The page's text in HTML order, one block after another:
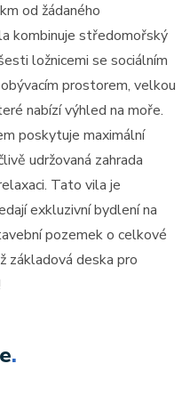
od žádaného
kombinuje středomořský
ložnicemi se sociálním
prostorem, velkou
nabízí výhled na moře.
poskytuje maximální
udržovaná zahrada
Tato vila je
exkluzivní bydlení na
pozemek o celkové
základová deska pro
.